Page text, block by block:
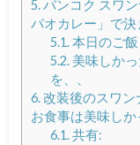
5.バンコク スワ
パオカレー」で決
5.1.本日のご飯
5.2.美味しかっ
を、、
6.改装後のスワン
お食事は美味しか
6.1.共有: